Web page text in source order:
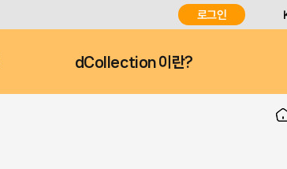
로그인
dCollection 이란?